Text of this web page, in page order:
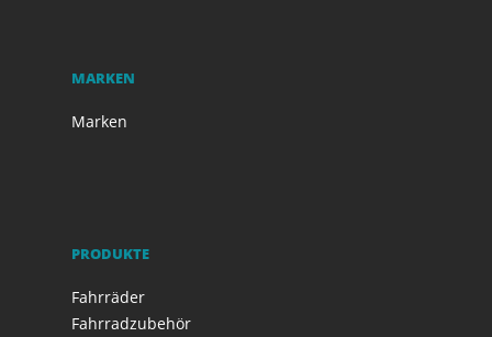
MARKEN
Marken
PRODUKTE
Fahrräder
Fahrradzubehör